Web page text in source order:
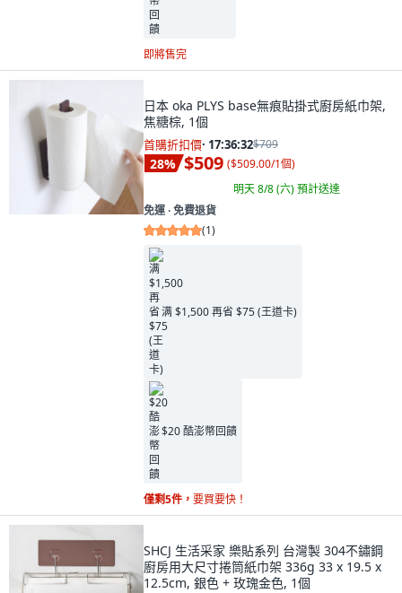
即將售完
日本 oka PLYS base無痕貼掛式廚房紙巾架,
焦糖棕, 1個
首購折扣價· 17:36:31$709
28% $509 ($509.00/1個)
明天 8/8 (六)預計送達
免運 ∙ 免費退貨
(1)
满 $1,500 再省 $75 (王道卡)
$20 酷澎幣回饋
僅剩5件， 要買要快！
SHCJ 生活采家 樂貼系列 台灣製 304不鏽鋼
廚房用大尺寸捲筒紙巾架 336g 33 x 19.5 x
12.5cm, 銀色 + 玫瑰金色, 1個